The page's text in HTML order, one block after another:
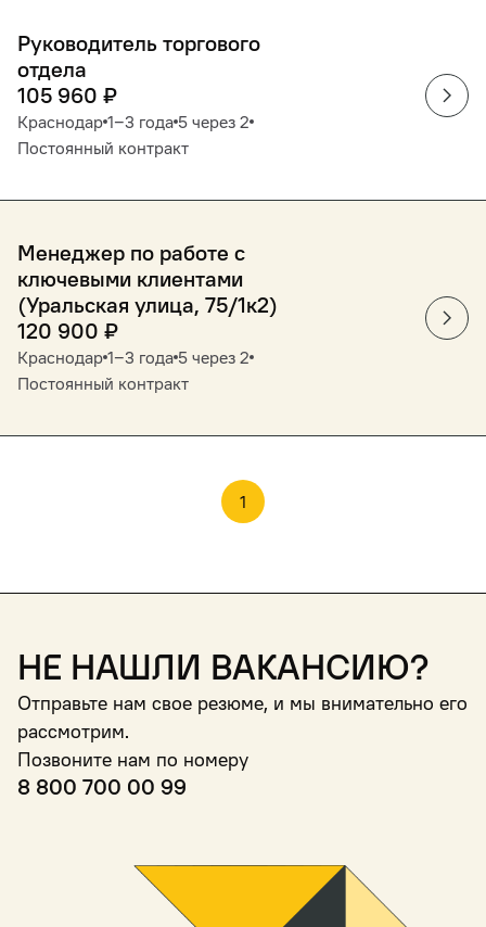
Руководитель торгового
отдела
105 960 ₽
Краснодар 1‒3 года 5 через 2
Постоянный контракт
Менеджер по работе с
ключевыми клиентами
(Уральская улица, 75/1к2)
120 900 ₽
Краснодар 1‒3 года 5 через 2
Постоянный контракт
1
Не нашли вакансию?
Отправьте нам свое резюме, и мы внимательно его
рассмотрим.
Позвоните нам по номеру
8 800 700 00 99